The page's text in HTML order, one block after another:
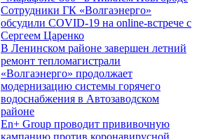
Сотрудники ГК «Волгаэнерго»
обсудили COVID-19 на online-встрече с
Сергеем Царенко
В Ленинском районе завершен летний
ремонт тепломагистрали
«Волгаэнерго» продолжает
модернизацию системы горячего
водоснабжения в Автозаводском
районе
En+ Group проводит прививочную